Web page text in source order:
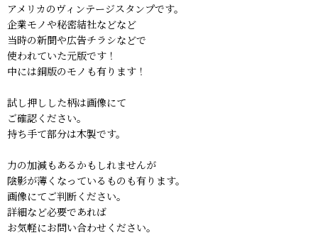
アメリカのヴィンテージスタンプです。
企業モノや秘密結社などなど
当時の新聞や広告チラシなどで
使われていた元版です！
中には銅版のモノも有ります！
試し押しした柄は画像にて
ご確認ください。
持ち手て部分は木製です。
力の加減もあるかもしれませんが
陰影が薄くなっているものも有ります。
画像にてご判断ください。
詳細など必要であれば
お気軽にお問い合わせください。